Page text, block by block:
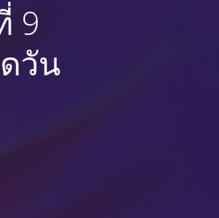
9
วัน